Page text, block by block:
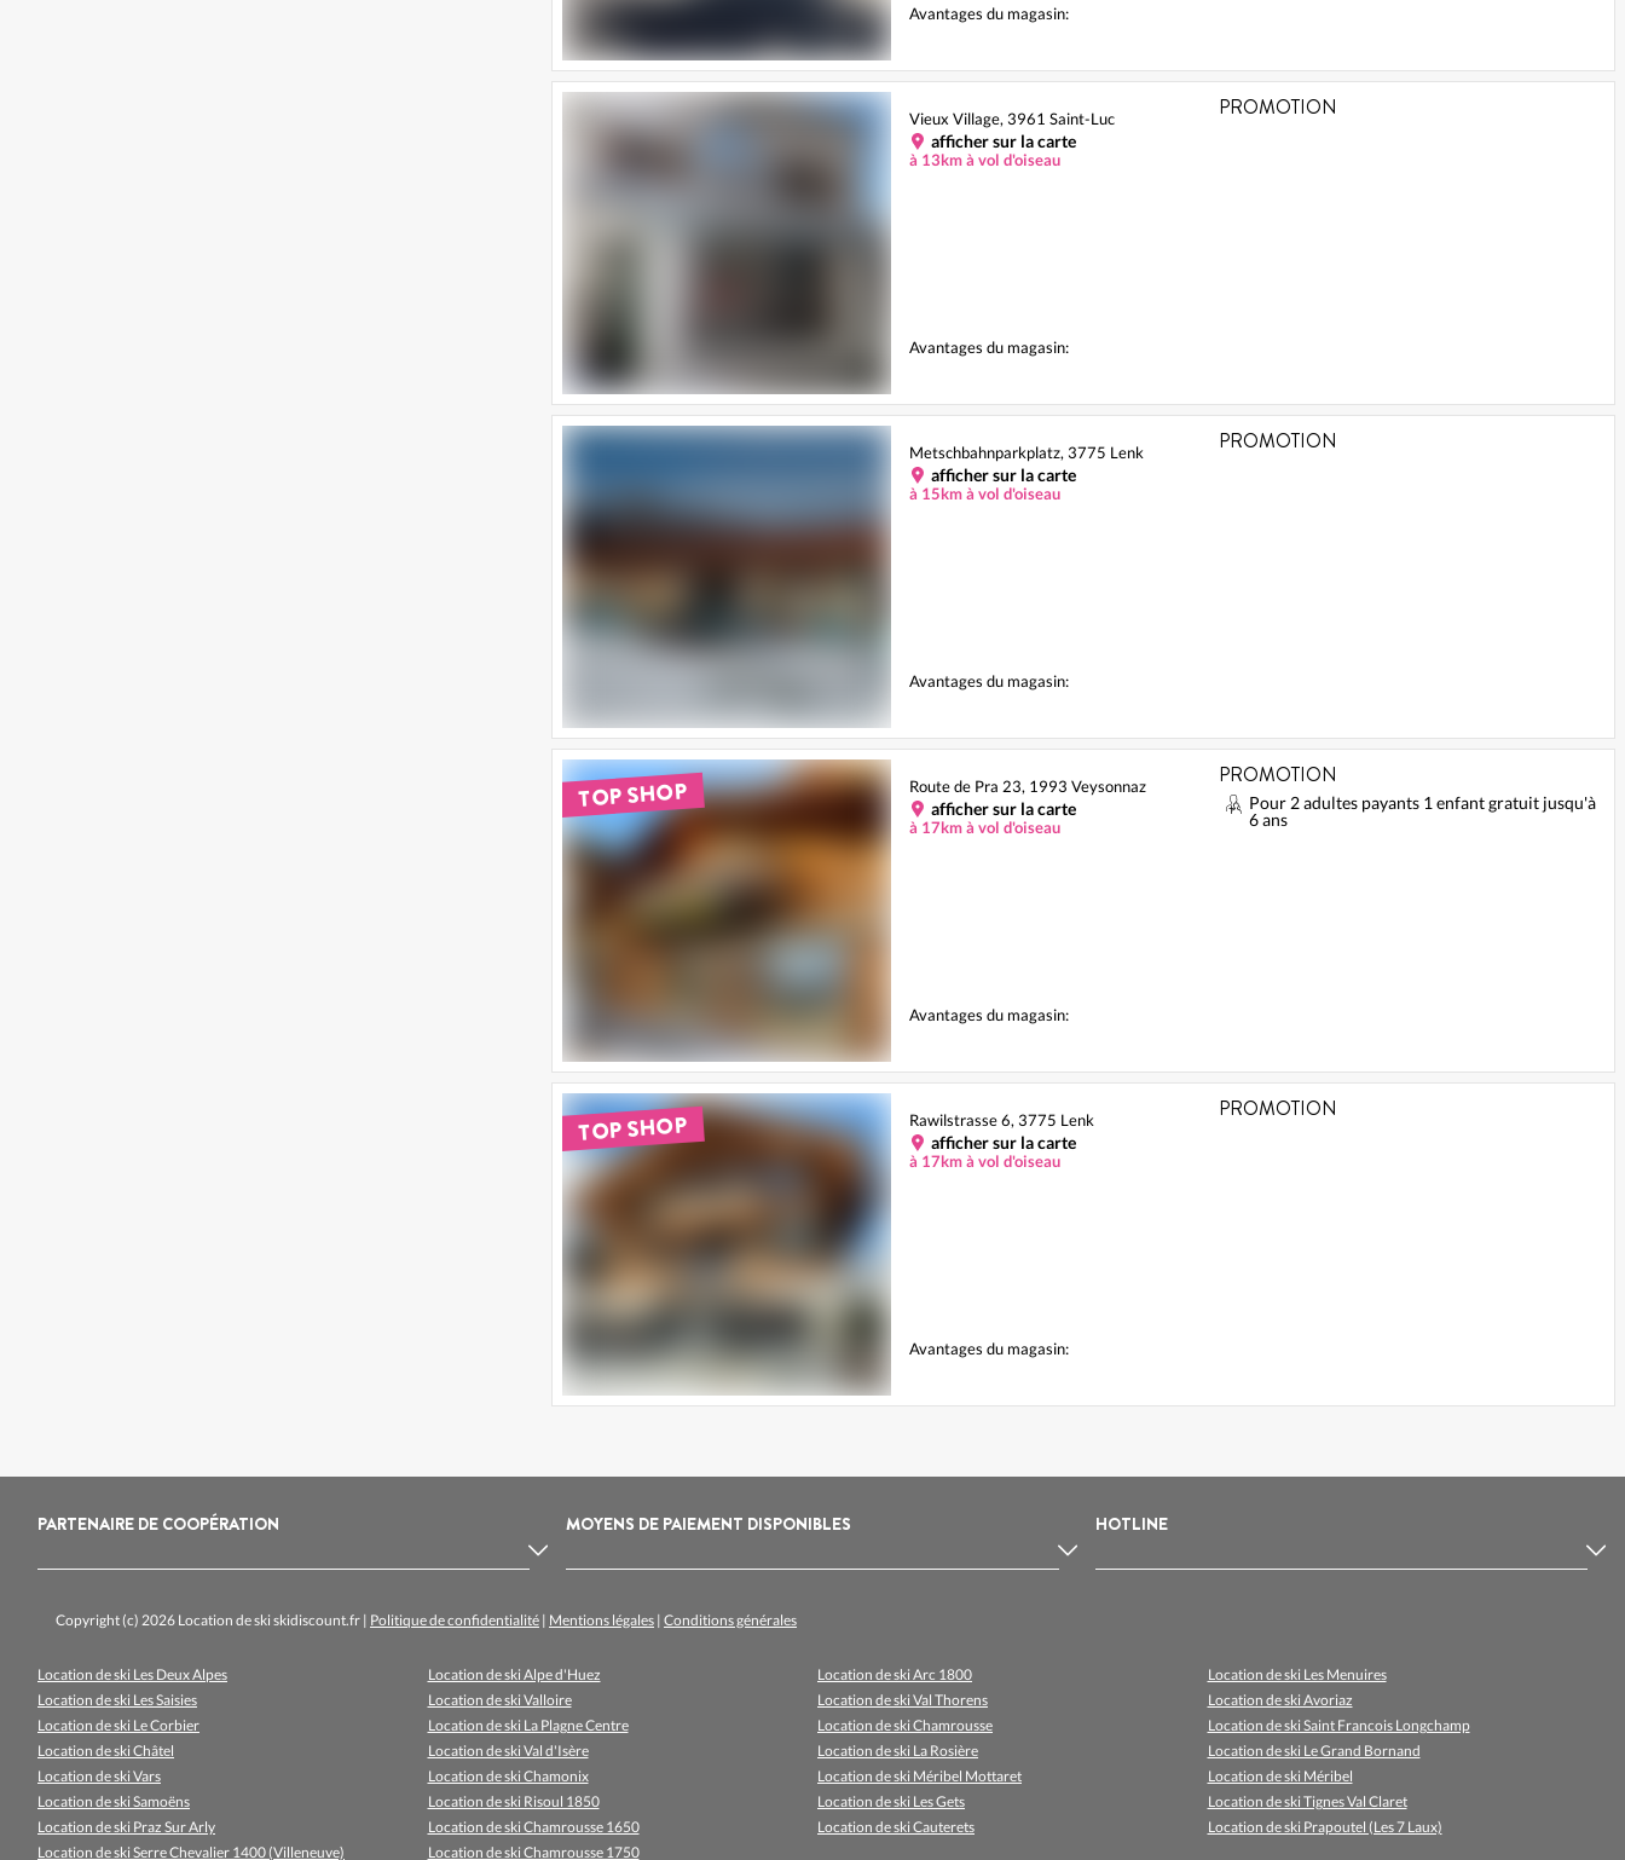
Avantages du magasin:
Vieux Village, 3961 Saint-Luc
afficher sur la carte
à 13km à vol d'oiseau
Avantages du magasin:
PROMOTION
Metschbahnparkplatz, 3775 Lenk
afficher sur la carte
à 15km à vol d'oiseau
Avantages du magasin:
PROMOTION
TOP SHOP Route de Pra 23, 1993 Veysonnaz
afficher sur la carte
à 17km à vol d'oiseau
Avantages du magasin:
PROMOTION
Pour 2 adultes payants 1 enfant gratuit jusqu'à
6 ans
TOP SHOP Rawilstrasse 6, 3775 Lenk
afficher sur la carte
à 17km à vol d'oiseau
Avantages du magasin:
PROMOTION
PARTENAIRE DE COOPÉRATION MOYENS DE PAIEMENT DISPONIBLES HOTLINE
Copyright (c) 2026 Location de ski skidiscount.fr | Politique de confidentialité | Mentions légales | Conditions générales
Location de ski Les Deux Alpes Location de ski Alpe d'Huez Location de ski Arc 1800
Location de ski Les Menuires
Location de ski Les Saisies
Location de ski Valloire Location de ski Val Thorens
Location de ski Avoriaz
Location de ski Le Corbier
Location de ski La Plagne Centre Location de ski Chamrousse
Location de ski Saint Francois Longchamp
Location de ski Châtel
Location de ski Val d'Isère Location de ski La Rosière
Location de ski Le Grand Bornand
Location de ski Vars
Location de ski Chamonix Location de ski Méribel Mottaret
Location de ski Méribel
Location de ski Samoëns
Location de ski Risoul 1850 Location de ski Les Gets
Location de ski Tignes Val Claret
Location de ski Praz Sur Arly
Location de ski Chamrousse 1650 Location de ski Cauterets
Location de ski Prapoutel (Les 7 Laux)
Location de ski Serre Chevalier 1400 (Villeneuve)
Location de ski Chamrousse 1750